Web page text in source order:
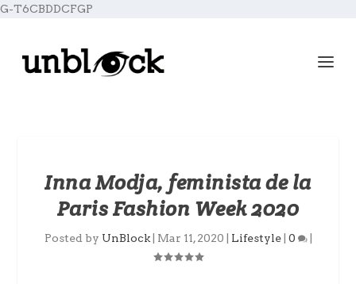
G-T6CBDDCFGP
Inna Modja, feminista de la
Paris Fashion Week 2020
Posted by UnBlock| Mar 11, 2020 Lifestyle| 0 |